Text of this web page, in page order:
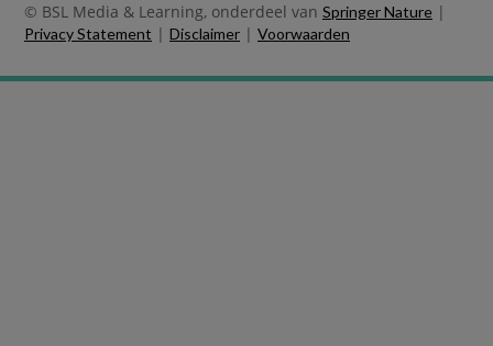
© BSL Media & Learning, onderdeel van Springer Nature |
Privacy Statement | Disclaimer | Voorwaarden